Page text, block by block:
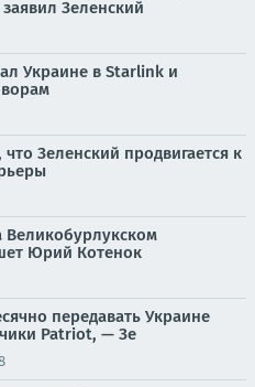
Зеленский
Украине в Starlink и
Зеленский продвигается к
Великобурлукском
Юрий Котенок
передавать Украине
Patriot, — Зе